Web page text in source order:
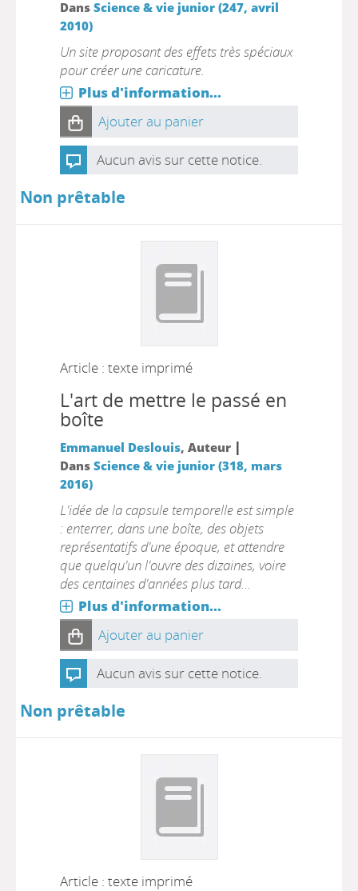
Dans Science & vie junior (247, avril
2010)
Un site proposant des effets très spéciaux
pour créer une caricature.
Plus d'information...
Ajouter au panier
Aucun avis sur cette notice.
Non prêtable
Article : texte imprimé
L'art de mettre le passé en
boîte
Emmanuel Deslouis, Auteur |
Dans Science & vie junior (318, mars
2016)
L'idée de la capsule temporelle est simple
: enterrer, dans une boîte, des objets
représentatifs d'une époque, et attendre
que quelqu'un l'ouvre des dizaines, voire
des centaines d'années plus tard...
Plus d'information...
Ajouter au panier
Aucun avis sur cette notice.
Non prêtable
Article : texte imprimé